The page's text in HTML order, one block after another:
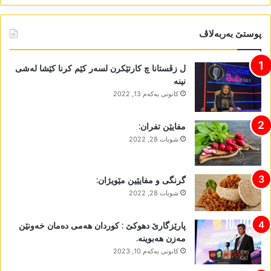
پوستێ بەربەلاڤ
ل زڤستانا چ کارتێکرن لسەر کێم کرنا کێشا لەشی
نینە
كانونی یه‌كه‌م 13, 2022
مفایێن تفران:
شوبات 28, 2022
گرنگی و مفایێین مێویژان:
شوبات 28, 2022
پارێزگارێ دھوکێ : کوردان ھەمی دەمان خەونێن
مەزن ھەبوینە.
كانونی یه‌كه‌م 10, 2023